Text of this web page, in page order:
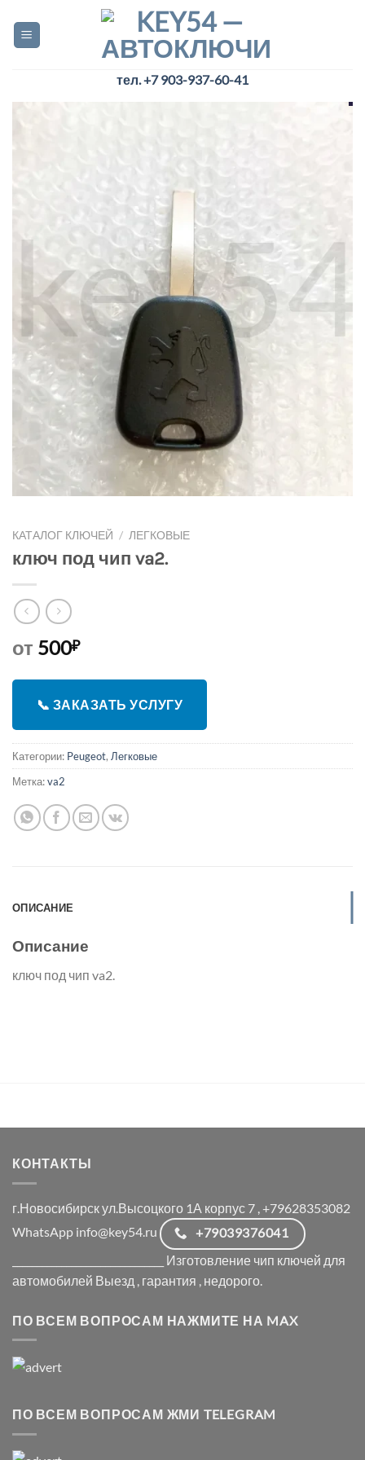
content
тел. +7 903-937-60-41
КАТАЛОГ КЛЮЧЕЙ / ЛЕГКОВЫЕ
ключ под чип va2.
от 500₽
📞 ЗАКАЗАТЬ УСЛУГУ
Категории: Peugeot, Легковые
Метка:va2
ОПИСАНИЕ
Описание
ключ под чип va2.
КОНТАКТЫ
г.Новосибирск ул.Высоцкого 1А корпус 7 , +79628353082
WhatsApp info@key54.ru
+79039376041
_______________________________ Изготовление чип ключей для
автомобилей Выезд , гарантия , недорого.
ПО ВСЕМ ВОПРОСАМ НАЖМИТЕ НА MAX
ПО ВСЕМ ВОПРОСАМ ЖМИ TELEGRAM